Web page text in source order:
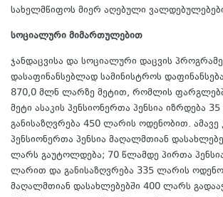
სახელმწიფოს მიერ აღებული
სოციალური მიმართულებით
ჯანდაცვისა და სოციალური დაცვის
დასაფინანსებლად სამინისტროს
870,0 მლნ ლარზე მეტით, რომლის
მეტი ასაკის პენსიონერთა პენსია იზრდება
განისაზღვრება 450 ლარის ოდენობით. ამავე
პენსიონერთა პენსია მაღალმთიან
ლარს გაუტოლდება; 70 წლამდე პირთა
ლარით და განისაზღვრება 335 ლარის
მაღალმთიან დასახლებებში 400 ლარს